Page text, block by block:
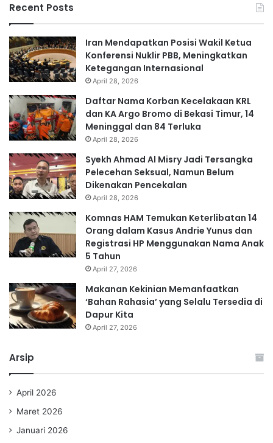
Recent Posts
Iran Mendapatkan Posisi Wakil Ketua
Konferensi Nuklir PBB, Meningkatkan
Ketegangan Internasional
April 28, 2026
Daftar Nama Korban Kecelakaan KRL
dan KA Argo Bromo di Bekasi Timur, 14
Meninggal dan 84 Terluka
April 28, 2026
Syekh Ahmad Al Misry Jadi Tersangka
Pelecehan Seksual, Namun Belum
Dikenakan Pencekalan
April 28, 2026
Komnas HAM Temukan Keterlibatan 14
Orang dalam Kasus Andrie Yunus dan
Registrasi HP Menggunakan Nama Anak
5 Tahun
April 27, 2026
Makanan Kekinian Memanfaatkan
‘Bahan Rahasia’ yang Selalu Tersedia di
Dapur Kita
April 27, 2026
Arsip
April 2026
Maret 2026
Januari 2026